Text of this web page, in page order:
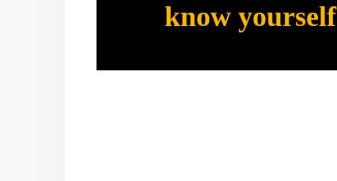
know yourself